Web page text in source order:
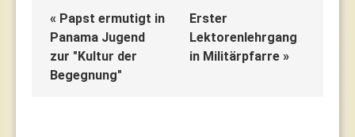
« Papst ermutigt in
Panama Jugend
zur "Kultur der
Begegnung"
Erster
Lektorenlehrgang
in Militärpfarre »